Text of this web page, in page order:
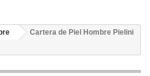
Cartera de Piel Hombre Pielini